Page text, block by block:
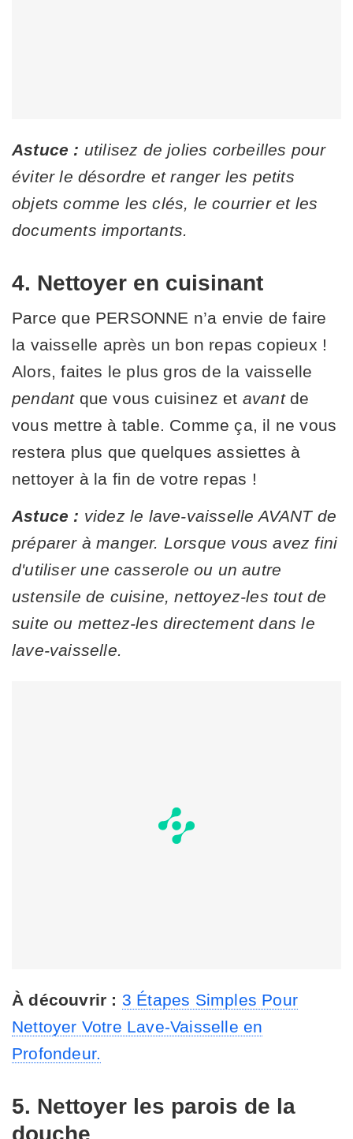
Astuce : utilisez de jolies corbeilles pour
éviter le désordre et ranger les petits
objets comme les clés, le courrier et les
documents importants.
4. Nettoyer en cuisinant
Parce que PERSONNE n’a envie de faire
la vaisselle après un bon repas copieux !
Alors, faites le plus gros de la vaisselle
pendantque vous cuisinez et avantde
vous mettre à table. Comme ça, il ne vous
restera plus que quelques assiettes à
nettoyer à la fin de votre repas !
Astuce : videz le lave-vaisselle AVANT de
préparer à manger. Lorsque vous avez fini
d'utiliser une casserole ou un autre
ustensile de cuisine, nettoyez-les tout de
suite ou mettez-les directement dans le
lave-vaisselle.
À découvrir : 3 Étapes Simples Pour
Nettoyer Votre Lave-Vaisselle en
Profondeur.
5. Nettoyer les parois de la
douche